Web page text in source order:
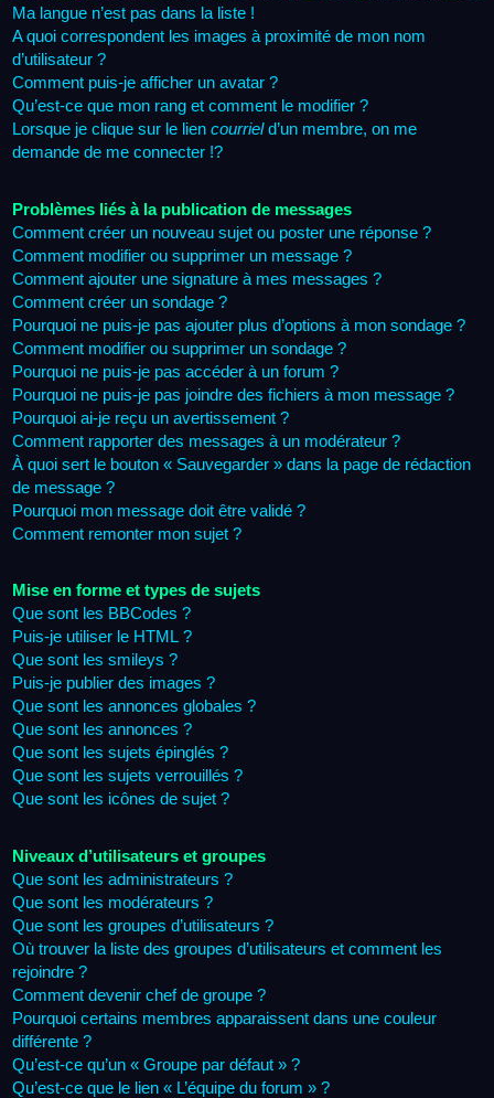
Ma langue n’est pas dans la liste !
A quoi correspondent les images à proximité de mon nom
d’utilisateur ?
Comment puis-je afficher un avatar ?
Qu’est-ce que mon rang et comment le modifier ?
Lorsque je clique sur le lien courrield’un membre, on me
demande de me connecter !?
Problèmes liés à la publication de messages
Comment créer un nouveau sujet ou poster une réponse ?
Comment modifier ou supprimer un message ?
Comment ajouter une signature à mes messages ?
Comment créer un sondage ?
Pourquoi ne puis-je pas ajouter plus d’options à mon sondage ?
Comment modifier ou supprimer un sondage ?
Pourquoi ne puis-je pas accéder à un forum ?
Pourquoi ne puis-je pas joindre des fichiers à mon message ?
Pourquoi ai-je reçu un avertissement ?
Comment rapporter des messages à un modérateur ?
À quoi sert le bouton « Sauvegarder » dans la page de rédaction
de message ?
Pourquoi mon message doit être validé ?
Comment remonter mon sujet ?
Mise en forme et types de sujets
Que sont les BBCodes ?
Puis-je utiliser le HTML ?
Que sont les smileys ?
Puis-je publier des images ?
Que sont les annonces globales ?
Que sont les annonces ?
Que sont les sujets épinglés ?
Que sont les sujets verrouillés ?
Que sont les icônes de sujet ?
Niveaux d’utilisateurs et groupes
Que sont les administrateurs ?
Que sont les modérateurs ?
Que sont les groupes d’utilisateurs ?
Où trouver la liste des groupes d’utilisateurs et comment les
rejoindre ?
Comment devenir chef de groupe ?
Pourquoi certains membres apparaissent dans une couleur
différente ?
Qu’est-ce qu’un « Groupe par défaut » ?
Qu’est-ce que le lien « L’équipe du forum » ?